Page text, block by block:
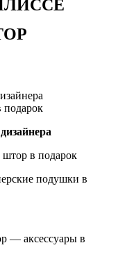
подарок
штор в подарок
подушки в
— аксессуары в